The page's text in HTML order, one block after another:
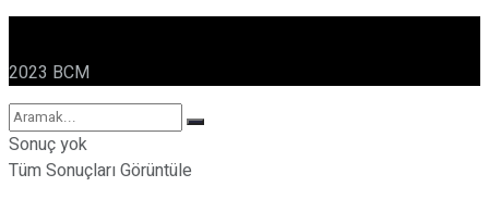
2023 BCM
Sonuç yok
Tüm Sonuçları Görüntüle